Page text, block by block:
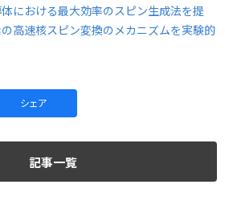
における最大効率のスピン生成法を提
高速核スピン変換のメカニズムを実験的
シェア
記事一覧